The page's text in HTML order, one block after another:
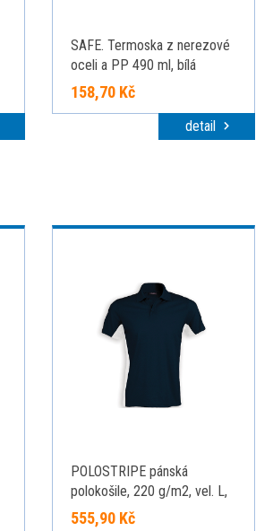
SAFE. Termoska z nerezové
oceli a PP 490 ml, bílá
158,70 Kč
detail
POLOSTRIPE pánská
polokošile, 220 g/m2, vel. L,
KARIBAN, Bílá
555,90 Kč